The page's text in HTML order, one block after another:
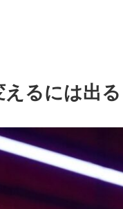
えるには出